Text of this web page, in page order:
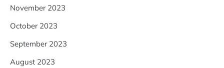
November 2023
October 2023
September 2023
August 2023